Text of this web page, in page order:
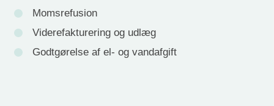
Momsrefusion
Viderefakturering og udlæg
Godtgørelse af el- og vandafgift